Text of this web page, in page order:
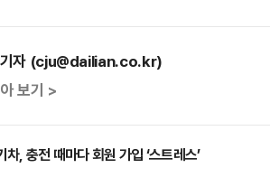
기자 (cju@dailian.co.kr)
보기 >
, 충전 때마다 회원 가입 ‘스트레스’